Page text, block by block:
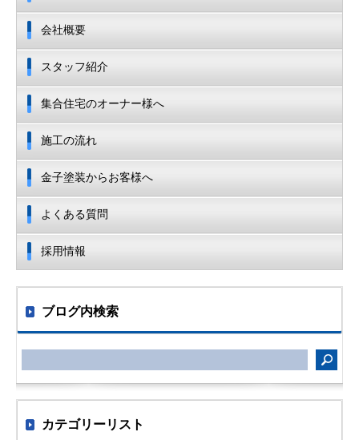
会社概要
スタッフ紹介
集合住宅のオーナー様へ
施工の流れ
金子塗装からお客様へ
よくある質問
採用情報
ブログ内検索
カテゴリーリスト